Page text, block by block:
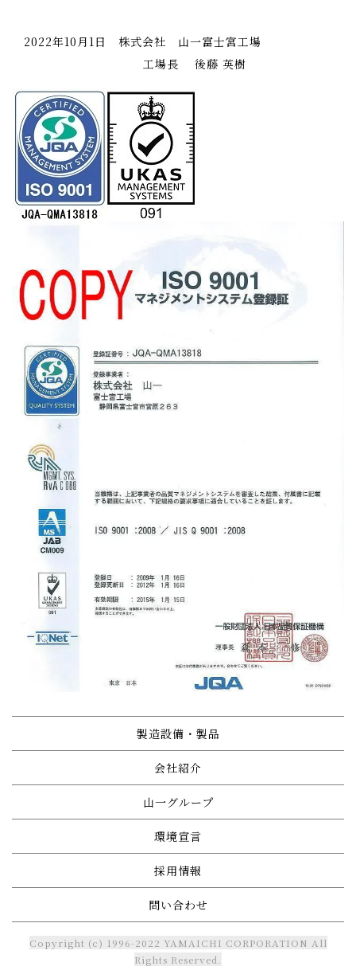
2022年10月1日 株式会社 山一富士宮工場
工場長
後藤 英樹
製造設備・製品
会社紹介
山一グループ
環境宣言
採用情報
問い合わせ
Copyright (c) 1996-2022 YAMAICHI CORPORATION All
Rights Reserved.